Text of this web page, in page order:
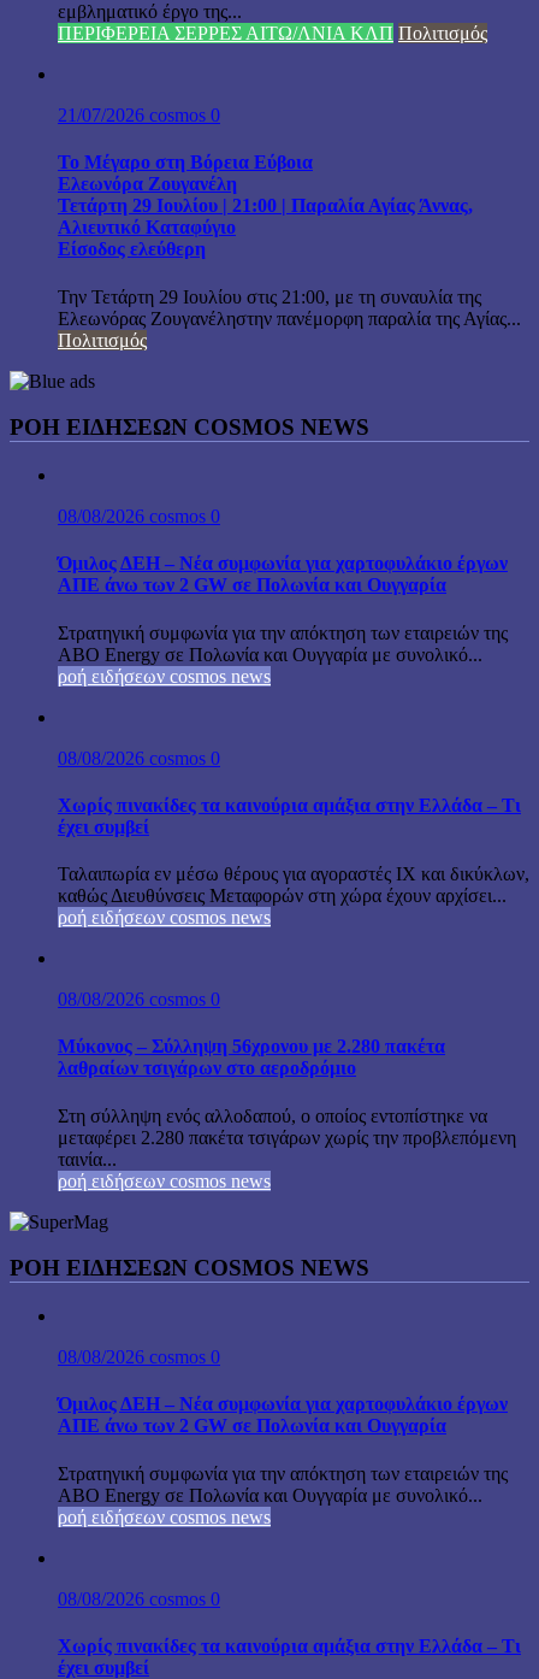
εμβληματικό έργο της...
ΠΕΡΙΦΕΡΕΙΑ ΣΕΡΡΕΣ ΑΙΤΩ/ΛΝΙΑ ΚΛΠ Πολιτισμός
21/07/2026 cosmos 0
Το Μέγαρο στη Βόρεια Εύβοια
Ελεωνόρα Ζουγανέλη
Τετάρτη 29 Ιουλίου | 21:00 | Παραλία Αγίας Άννας,
Αλιευτικό Καταφύγιο
Είσοδος ελεύθερη
Την Τετάρτη 29 Ιουλίου στις 21:00, με τη συναυλία της
Ελεωνόρας Ζουγανέληστην πανέμορφη παραλία της Αγίας...
Πολιτισμός
ΡΟΗ ΕΙΔΗΣΕΩΝ COSMOS NEWS
08/08/2026 cosmos 0
Όμιλος ΔΕΗ – Νέα συμφωνία για χαρτοφυλάκιο έργων
ΑΠΕ άνω των 2 GW σε Πολωνία και Ουγγαρία
Στρατηγική συμφωνία για την απόκτηση των εταιρειών της
ABO Energy σε Πολωνία και Ουγγαρία με συνολικό...
ροή ειδήσεων cosmos news
08/08/2026 cosmos 0
Χωρίς πινακίδες τα καινούρια αμάξια στην Ελλάδα – Τι
έχει συμβεί
Ταλαιπωρία εν μέσω θέρους για αγοραστές ΙΧ και δικύκλων,
καθώς Διευθύνσεις Μεταφορών στη χώρα έχουν αρχίσει...
ροή ειδήσεων cosmos news
08/08/2026 cosmos 0
Μύκονος – Σύλληψη 56χρονου με 2.280 πακέτα
λαθραίων τσιγάρων στο αεροδρόμιο
Στη σύλληψη ενός αλλοδαπού, ο οποίος εντοπίστηκε να
μεταφέρει 2.280 πακέτα τσιγάρων χωρίς την προβλεπόμενη
ταινία...
ροή ειδήσεων cosmos news
ΡΟΉ ΕΙΔΉΣΕΩΝ COSMOS NEWS
08/08/2026 cosmos 0
Όμιλος ΔΕΗ – Νέα συμφωνία για χαρτοφυλάκιο έργων
ΑΠΕ άνω των 2 GW σε Πολωνία και Ουγγαρία
Στρατηγική συμφωνία για την απόκτηση των εταιρειών της
ABO Energy σε Πολωνία και Ουγγαρία με συνολικό...
ροή ειδήσεων cosmos news
08/08/2026 cosmos 0
Χωρίς πινακίδες τα καινούρια αμάξια στην Ελλάδα – Τι
έχει συμβεί